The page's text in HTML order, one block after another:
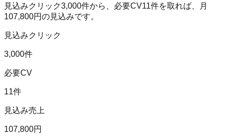
見込みクリック3,000件から、必要CV11件を取れば、月
107,800円の見込みです。
見込みクリック
3,000件
必要CV
11件
見込み売上
107,800円